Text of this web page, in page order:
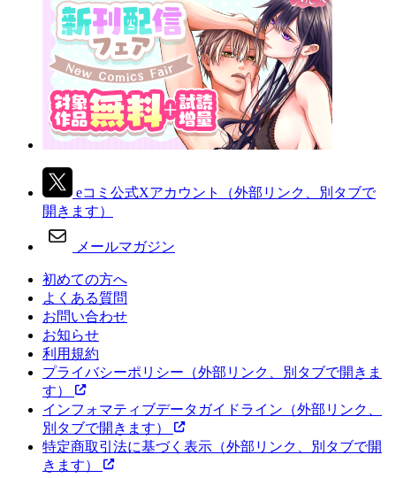
eコミ公式Xアカウント
（外部リンク、別タブで
開きます）
メールマガジン
初めての方へ
よくある質問
お問い合わせ
お知らせ
利用規約
プライバシーポリシー （外部リンク、別タブで開きま
す）
インフォマティブデータガイドライン （外部リンク、
別タブで開きます）
特定商取引法に基づく表示 （外部リンク、別タブで開
きます）